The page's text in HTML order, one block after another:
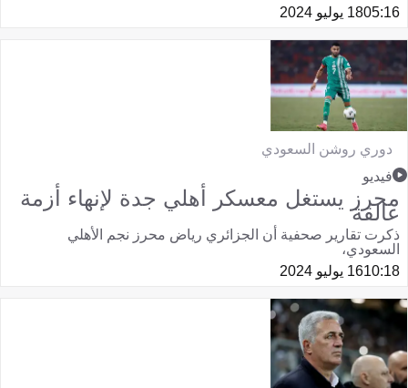
05:1618 يوليو 2024
دوري روشن السعودي
فيديو
محرز يستغل معسكر أهلي جدة لإنهاء أزمة
عالقة
ذكرت تقارير صحفية أن الجزائري رياض محرز نجم الأهلي
السعودي،
10:1816 يوليو 2024